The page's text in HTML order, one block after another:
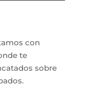
con
te
sobre